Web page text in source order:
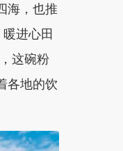
海，也推
进心田
这碗粉
各地的饮